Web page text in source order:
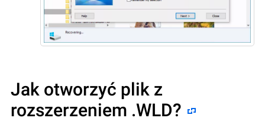
Jak otworzyć plik z
rozszerzeniem .WLD?